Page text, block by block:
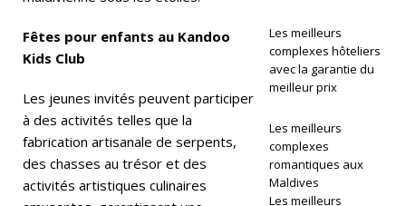
le
Fêtes pour enfants au Kandoo
Kids Club
Les jeunes invités peuvent participer
à des activités telles que la
fabrication artisanale de serpents,
des chasses au trésor et des
activités artistiques culinaires
Les meilleurs
complexes hôteliers
avec la garantie du
meilleur prix
Les meilleurs
complexes
romantiques aux
Maldives
Les meilleurs